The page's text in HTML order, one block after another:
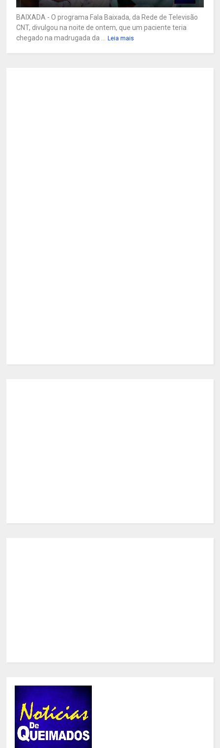
BAIXADA - O programa Fala Baixada, da Rede de Televisão
CNT, divulgou na noite de ontem, que um paciente teria
chegado na madrugada da ...
Leia mais